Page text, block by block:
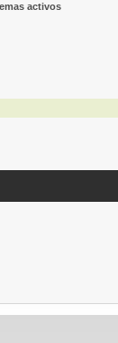
activos